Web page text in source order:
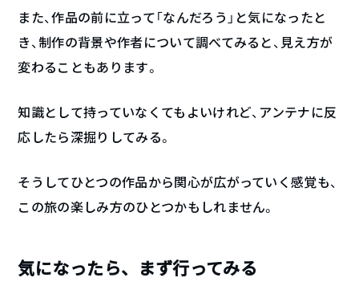
また、作品の前に立って「なんだろう」と気になったと
き、制作の背景や作者について調べてみると、見え方が
変わることもあります。
知識として持っていなくてもよいけれど、アンテナに反
応したら深掘りしてみる。
そうしてひとつの作品から関心が広がっていく感覚も、
この旅の楽しみ方のひとつかもしれません。
気になったら、まず行ってみる